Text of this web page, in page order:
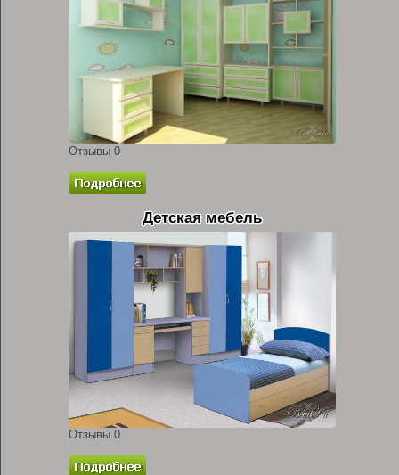
Отзывы 0
Детская мебель
Отзывы 0